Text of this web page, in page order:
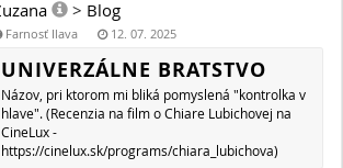
DEVIATNIK PRE ODVÁŽNYCH
Je založený na svätom písme a živote svätých i
Matúšovom evanjeliu v knihe 4 sa píše o pokúšaní Pána